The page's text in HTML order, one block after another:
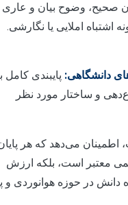
صحیح، وضوح بیان و عاری
اشتباه املایی یا نگارشی.
دانشگاهی: پایبندی کامل
و ساختار مورد نظر
اطمینان می‌دهد که هر
معتبر است، بلکه ارزش
دانش در حوزه هوانوردی و